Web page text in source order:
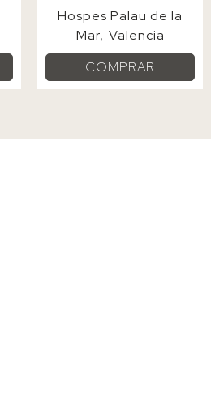
Hospes Palau de la
Mar Valencia
COMPRAR